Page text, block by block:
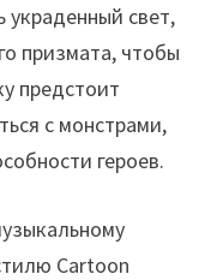
украденный свет,
призмата, чтобы
предстоит
с монстрами,
героев.
Cartoon